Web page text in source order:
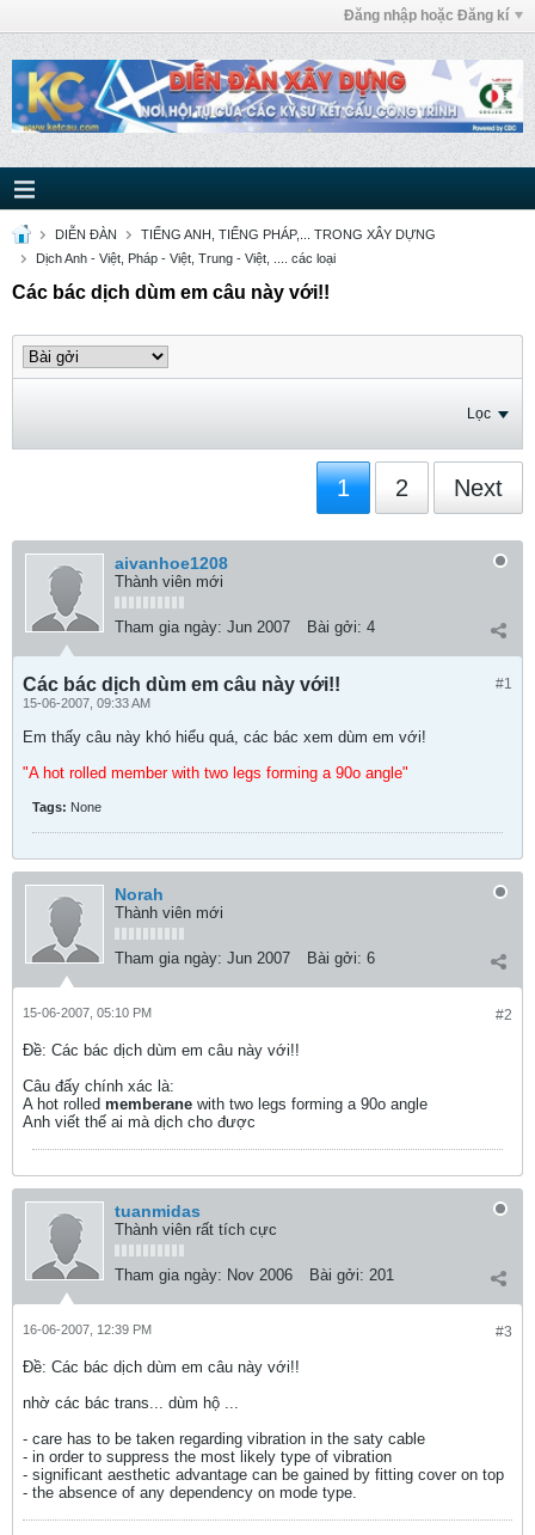
Đăng nhập hoặc Đăng kí
DIỄN ĐÀN
TIẾNG ANH, TIẾNG PHÁP,... TRONG XÂY DỰNG
Dịch Anh - Việt, Pháp - Việt, Trung - Việt, .... các loại
Các bác dịch dùm em câu này với!!
Lọc
1 2 Next
aivanhoe1208
Thành viên mới
Tham gia ngày: Jun 2007 Bài gởi: 4
#1
Các bác dịch dùm em câu này với!!
15-06-2007, 09:33 AM
Em thấy câu này khó hiểu quá, các bác xem dùm em với!
"A hot rolled member with two legs forming a 90o angle"
Tags: None
Norah
Thành viên mới
Tham gia ngày: Jun 2007 Bài gởi: 6
#2
15-06-2007, 05:10 PM
Ðề: Các bác dịch dùm em câu này với!!
Câu đấy chính xác là:
A hot rolled memberane with two legs forming a 90o angle
Anh viết thế ai mà dịch cho được
tuanmidas
Thành viên rất tích cực
Tham gia ngày: Nov 2006 Bài gởi: 201
#3
16-06-2007, 12:39 PM
Ðề: Các bác dịch dùm em câu này với!!
nhờ các bác trans... dùm hộ ...
- care has to be taken regarding vibration in the saty cable
- in order to suppress the most likely type of vibration
- significant aesthetic advantage can be gained by fitting cover on top
- the absence of any dependency on mode type.